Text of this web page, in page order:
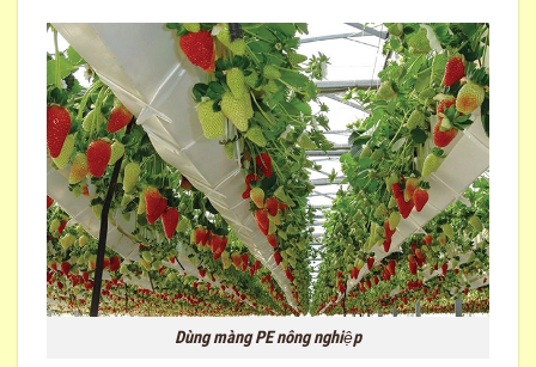
Dùng màng PE nông nghiệp